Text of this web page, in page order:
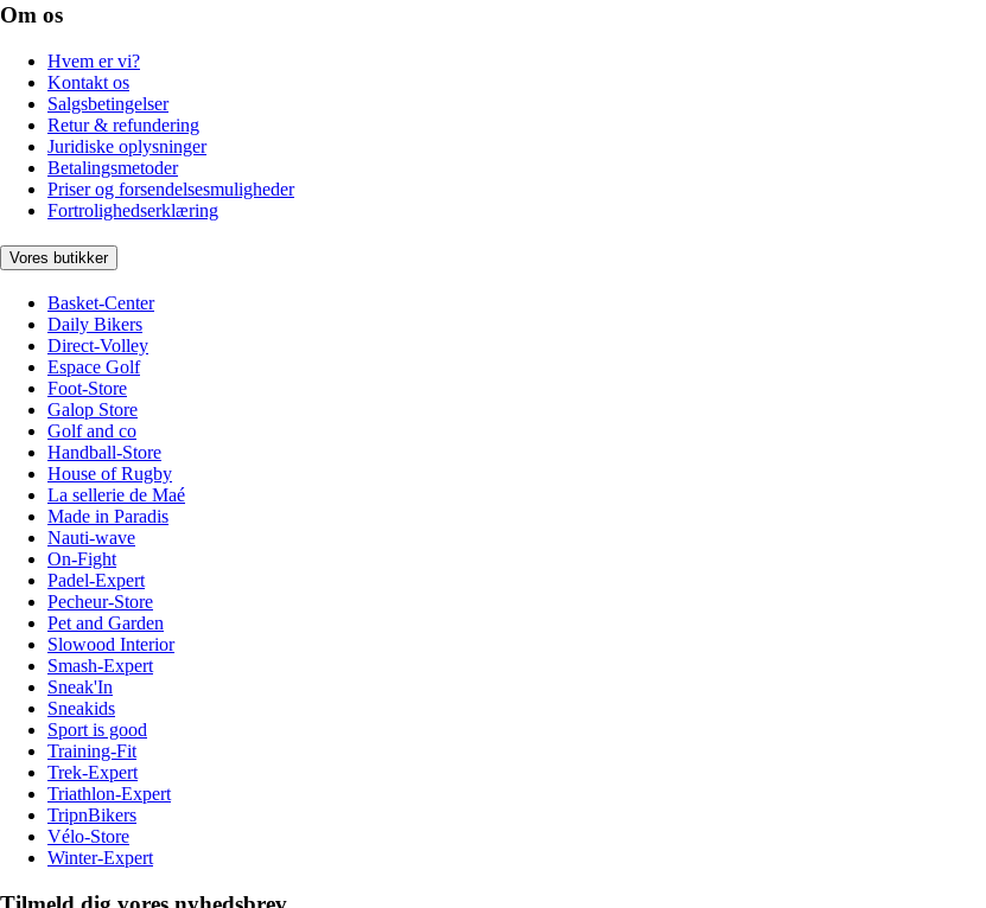
Om os
Hvem er vi?
Kontakt os
Salgsbetingelser
Retur & refundering
Juridiske oplysninger
Betalingsmetoder
Priser og forsendelsesmuligheder
Fortrolighedserklæring
Vores butikker
Basket-Center
Daily Bikers
Direct-Volley
Espace Golf
Foot-Store
Galop Store
Golf and co
Handball-Store
House of Rugby
La sellerie de Maé
Made in Paradis
Nauti-wave
On-Fight
Padel-Expert
Pecheur-Store
Pet and Garden
Slowood Interior
Smash-Expert
Sneak'In
Sneakids
Sport is good
Training-Fit
Trek-Expert
Triathlon-Expert
TripnBikers
Vélo-Store
Winter-Expert